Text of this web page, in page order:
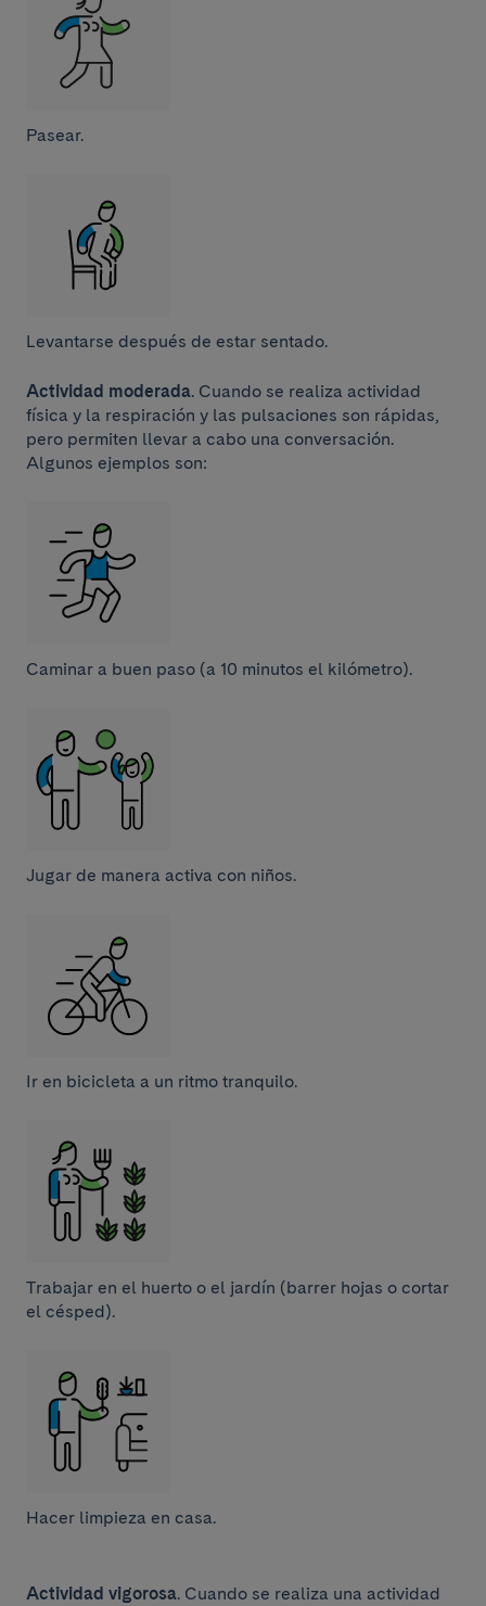
Pasear.
Levantarse después de estar sentado.
Actividad moderada. Cuando se realiza actividad
física y la respiración y las pulsaciones son rápidas,
pero permiten llevar a cabo una conversación.
Algunos ejemplos son:
Caminar a buen paso (a 10 minutos el kilómetro).
Jugar de manera activa con niños.
Ir en bicicleta a un ritmo tranquilo.
Trabajar en el huerto o el jardín (barrer hojas o cortar
el césped).
Hacer limpieza en casa.
Actividad vigorosa. Cuando se realiza una actividad